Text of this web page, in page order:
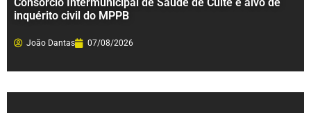
inquérito civil do MPPB
João Dantas 07/08/2026